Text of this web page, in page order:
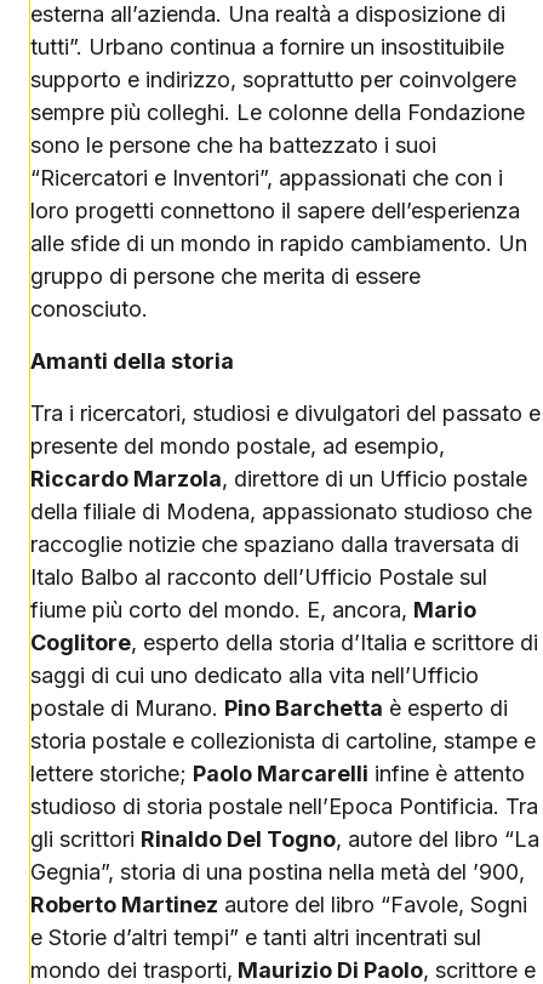
esterna all’azienda. Una realtà a disposizione di
tutti”. Urbano continua a fornire un insostituibile
supporto e indirizzo, soprattutto per coinvolgere
sempre più colleghi. Le colonne della Fondazione
sono le persone che ha battezzato i suoi
“Ricercatori e Inventori”, appassionati che con i
loro progetti connettono il sapere dell’esperienza
alle sfide di un mondo in rapido cambiamento. Un
gruppo di persone che merita di essere
conosciuto.
Amanti della storia
Tra i ricercatori, studiosi e divulgatori del passato e
presente del mondo postale, ad esempio,
Riccardo Marzola, direttore di un Ufficio postale
della filiale di Modena, appassionato studioso che
raccoglie notizie che spaziano dalla traversata di
Italo Balbo al racconto dell’Ufficio Postale sul
fiume più corto del mondo. E, ancora, Mario
Coglitore, esperto della storia d’Italia e scrittore di
saggi di cui uno dedicato alla vita nell’Ufficio
postale di Murano. Pino Barchetta è esperto di
storia postale e collezionista di cartoline, stampe e
lettere storiche; Paolo Marcarelli infine è attento
studioso di storia postale nell’Epoca Pontificia. Tra
gli scrittori Rinaldo Del Togno, autore del libro “La
Gegnia”, storia di una postina nella metà del ’900,
Roberto Martinez autore del libro “Favole, Sogni
e Storie d’altri tempi” e tanti altri incentrati sul
mondo dei trasporti, Maurizio Di Paolo, scrittore e